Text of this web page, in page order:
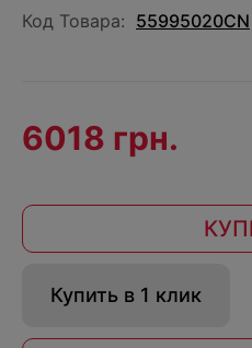
Код Товара: 55995020CN
6018 грн.
Купить в 1 клик